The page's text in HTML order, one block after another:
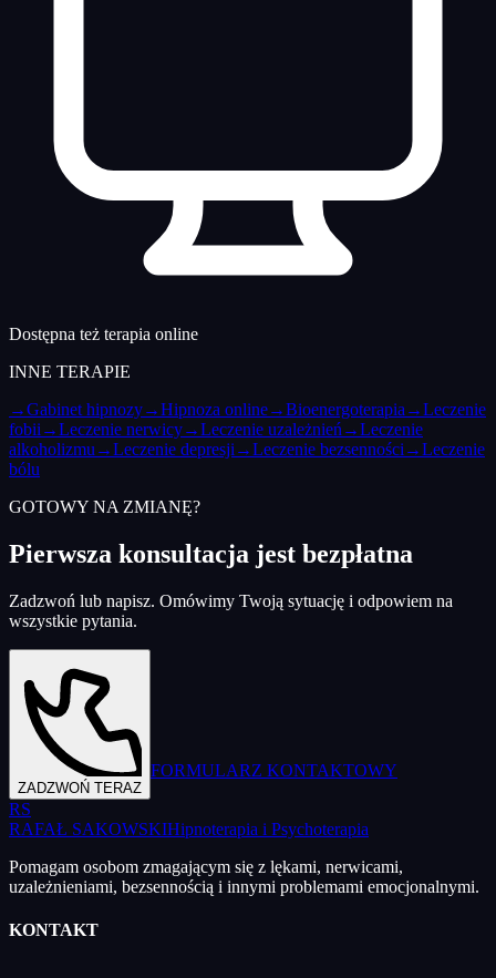
Dostępna też terapia online
INNE TERAPIE
→Gabinet hipnozy→Hipnoza online→Bioenergoterapia →Leczenie
fobii →Leczenie nerwicy→Leczenie uzależnień →Leczenie
alkoholizmu →Leczenie depresji →Leczenie bezsenności →Leczenie
bólu
GOTOWY NA ZMIANĘ?
Pierwsza konsultacja jest bezpłatna
Zadzwoń lub napisz. Omówimy Twoją sytuację i odpowiem na
wszystkie pytania.
ZADZWOŃ TERAZ
FORMULARZ KONTAKTOWY
RS
RAFAŁ SAKOWSKIHipnoterapia i Psychoterapia
Pomagam osobom zmagającym się z lękami, nerwicami,
uzależnieniami, bezsennością i innymi problemami emocjonalnymi.
KONTAKT